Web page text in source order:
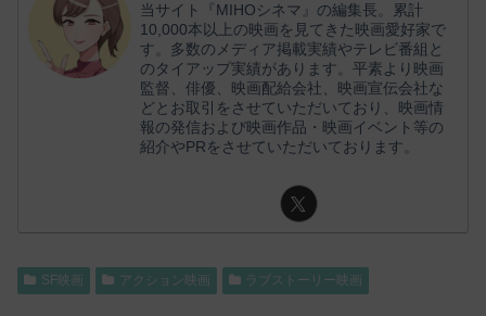
当サイト『MIHOシネマ』の編集長。累計
10,000本以上の映画を見てきた映画愛好家で
す。多数のメディア掲載実績やテレビ番組と
のタイアップ実績があります。平素より映画
監督、俳優、映画配給会社、映画宣伝会社な
どとお取引をさせていただいており、映画情
報の発信および映画作品・映画イベント等の
紹介やPRをさせていただいております。
SF映画 アクション映画 ラブストーリー映画